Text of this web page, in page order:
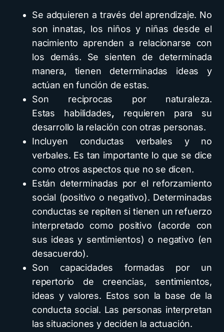
Se adquieren a través del aprendizaje. No
son innatas, los niños y niñas desde el
nacimiento aprenden a relacionarse con
los demás. Se sienten de determinada
manera, tienen determinadas ideas y
actúan en función de estas.
Son reciprocas por naturaleza.
Estas habilidades, requieren para su
desarrollo la relación con otras personas.
Incluyen conductas verbales y no
verbales. Es tan importante lo que se dice
como otros aspectos que no se dicen.
Están determinadas por el reforzamiento
social (positivo o negativo). Determinadas
conductas se repiten si tienen un refuerzo
interpretado como positivo (acorde con
sus ideas y sentimientos) o negativo (en
desacuerdo).
Son capacidades formadas por un
repertorio de creencias, sentimientos,
ideas y valores. Estos son la base de la
conducta social. Las personas interpretan
las situaciones y deciden la actuación.